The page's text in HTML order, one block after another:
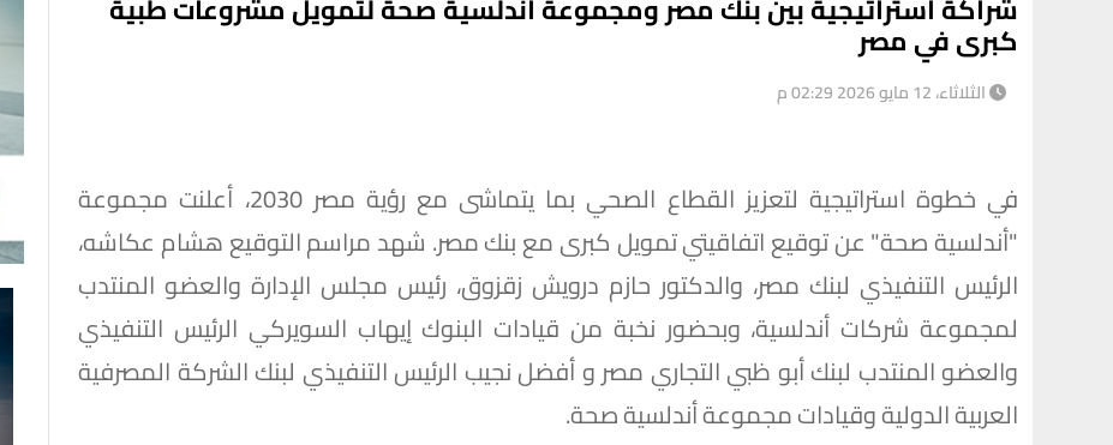
كبرى في مصر
الثلاثاء، 12 مايو 2026 02:29 م
في خطوة استراتيجية لتعزيز القطاع الصحي بما يتماشى مع رؤية مصر 2030، أعلنت مجموعة
"أندلسية صحة" عن توقيع اتفاقيتي تمويل كبرى مع بنك مصر. شهد مراسم التوقيع هشام عكاشه،
الرئيس التنفيذي لبنك مصر، والدكتور حازم درويش زقزوق، رئيس مجلس الإدارة والعضو المنتدب
لمجموعة شركات أندلسية، وبحضور نخبة من قيادات البنوك إيهاب السويركي الرئيس التنفيذي
والعضو المنتدب لبنك أبو ظبي التجاري مصر و أفضل نجيب الرئيس التنفيذي لبنك الشركة المصرفية
العربية الدولية وقيادات مجموعة أندلسية صحة.